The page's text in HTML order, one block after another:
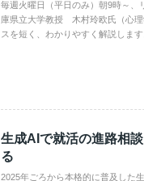
毎週火曜日（平日のみ）朝9時～
庫県立大学教授 木村玲欧氏（心
スを短く、わかりやすく解説します
生成AIで就活の進路相
る
2025年ごろから本格的に普及した